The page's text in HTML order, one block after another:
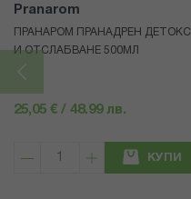
Pranarom
ПРАНАРОМ ПРАНАДРЕН ДЕТОКС
И ОТСЛАБВАНЕ 500МЛ
25,05 € / 48.99 лв.
КУПИ